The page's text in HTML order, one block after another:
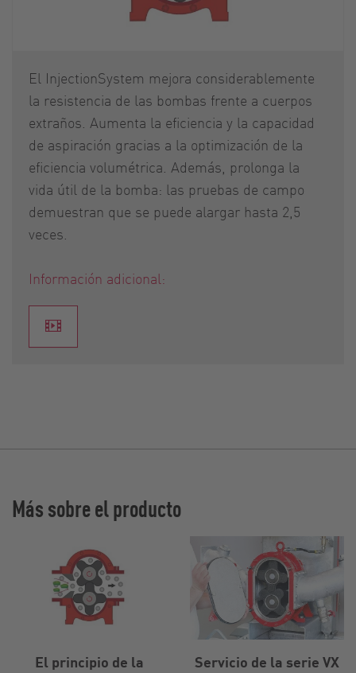
El InjectionSystem mejora considerablemente
la resistencia de las bombas frente a cuerpos
extraños. Aumenta la eficiencia y la capacidad
de aspiración gracias a la optimización de la
eficiencia volumétrica. Además, prolonga la
vida útil de la bomba: las pruebas de campo
demuestran que se puede alargar hasta 2,5
veces.
Información adicional:
Más sobre el producto
El principio de la
Servicio de la serie VX